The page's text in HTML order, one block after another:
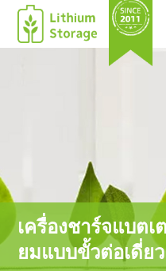
เครื่องชาร์จแบตเ
ยมแบบขั้วต่อเดี่ยว